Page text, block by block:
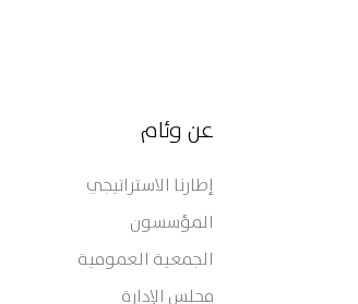
عن وئام
إطارنا الاستراتيجي
المؤسسون
الجمعية العمومية
مجلس الإدارة